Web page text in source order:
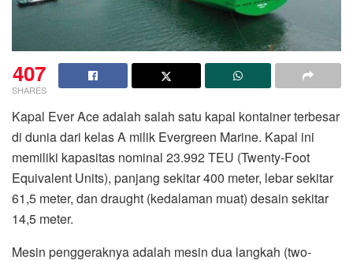
407
SHARES
Kapal Ever Ace adalah salah satu kapal kontainer terbesar
di dunia dari kelas A milik Evergreen Marine. Kapal ini
memiliki kapasitas nominal 23.992 TEU (Twenty-Foot
Equivalent Units), panjang sekitar 400 meter, lebar sekitar
61,5 meter, dan draught (kedalaman muat) desain sekitar
14,5 meter.
Mesin penggeraknya adalah mesin dua langkah (two-